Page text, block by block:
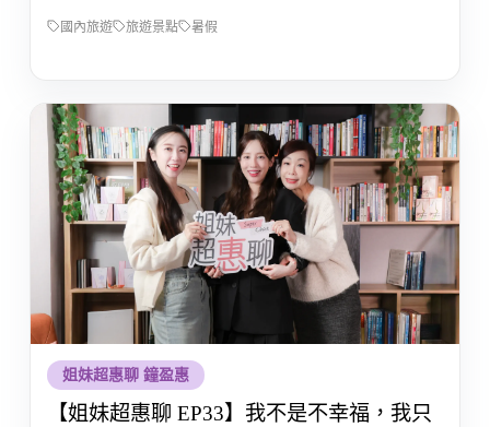
國內旅遊 旅遊景點 暑假
姐妹超惠聊 鐘盈惠
【姐妹超惠聊 EP33】我不是不幸福，我只